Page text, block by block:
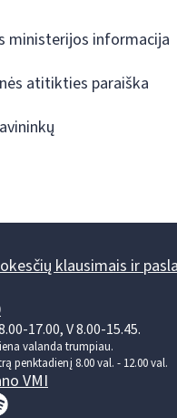
ministerijos informacija
atitikties paraiška
klausimais ir
17.00, V 8.00-15.45.
valanda trumpiau.
penktadienį 8.00 val. - 12.00 val.
VMI